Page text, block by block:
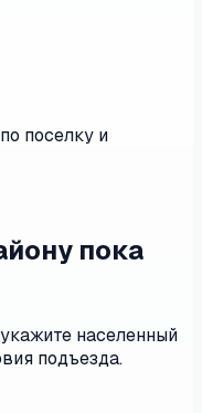
поселку и
пока
населенный
подъезда.